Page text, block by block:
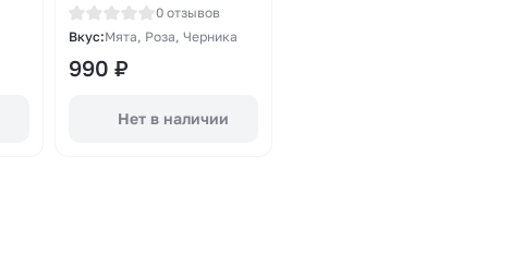
(Blueberry Rose Mint)
0 отзывов
Вкус:Мята, Роза, Черника
990₽
Нет в наличии